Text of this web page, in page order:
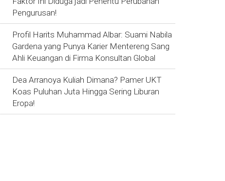
Pengurusan!
Profil Harits Muhammad Albar: Suami Nabila
Gardena yang Punya Karier Mentereng Sang
Ahli Keuangan di Firma Konsultan Global
Dea Arranoya Kuliah Dimana? Pamer UKT
Koas Puluhan Juta Hingga Sering Liburan
Eropa!